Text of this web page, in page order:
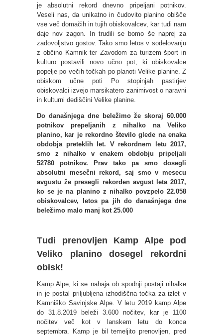
je absolutni rekord dnevno pripeljani potnikov.
Veseli nas, da unikatno in čudovito planino obišče
vse več domačih in tujih obiskovalcev, kar tudi nam
daje nov zagon. In trudili se bomo še naprej za
zadovoljstvo gostov. Tako smo letos v sodelovanju
z občino Kamnik ter Zavodom za turizem šport in
kulturo postavili novo učno pot, ki obiskovalce
popelje po večih točkah po planoti Velike planine. Z
obiskom učne poti Po stopinjah pastirjev
obiskovalci izvejo marsikatero zanimivost o naravni
in kulturni dediščini Velike planine.
Do današnjega dne beležimo že skoraj 60.000
potnikov prepeljanih z nihalko na Veliko
planino, kar je rekordno število glede na enaka
obdobja preteklih let. V rekordnem letu 2017,
smo z nihalko v enakem obdobju pripeljali
52780 potnikov. Prav tako pa smo dosegli
absolutni mesečni rekord, saj smo v mesecu
avgustu že presegli rekorden avgust leta 2017,
ko se je na planino z nihalko povzpelo 22.058
obiskovalcev, letos pa jih do današnjega dne
beležimo malo manj kot 25.000
Tudi prenovljen Kamp Alpe pod
Veliko planino dosegel rekordni
obisk!
Kamp Alpe, ki se nahaja ob spodnji postaji nihalke
in je postal priljubljena izhodiščna točka za izlet v
Kamniško Savinjske Alpe. V letu 2019 kamp Alpe
do 31.8.2019 beleži 3.600 nočitev, kar je 1100
nočitev več kot v lanskem letu do konca
septembra. Kamp je bil temeljito prenovljen, pred